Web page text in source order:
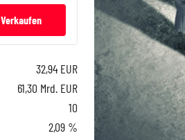
Verkaufen
32,94 EUR
61,30 Mrd. EUR
10
2,09 %